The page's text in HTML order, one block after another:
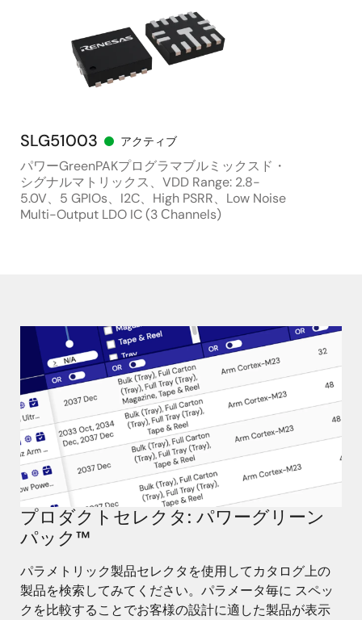
SLG51003 アクティブ
パワーGreenPAKプログラマブルミックスド・
シグナルマトリックス、VDD Range: 2.8-
5.0V、5 GPIOs、I2C、High PSRR、Low Noise
Multi-Output LDO IC (3 Сhannels)
プロダクトセレクタ: パワーグリーン
パック™
パラメトリック製品セレクタを使用してカタログ上の
製品を検索してみてください。パラメータ毎に スペッ
クを比較することでお客様の設計に適した製品が表示